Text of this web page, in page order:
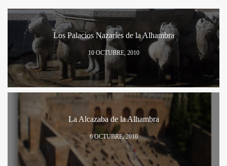
Los Palacios Nazaríes de la Alhambra
10 OCTUBRE, 2010
La Alcazaba de la Alhambra
6 OCTUBRE, 2010